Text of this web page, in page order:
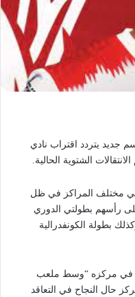
يتردد اقتراب نادي
الشتوية الحالية.
مختلف المراكز في ظل
رأسهم بطولتي الدوري
بطولة الكونفدرالية
في مركزه “وسط ملعب
حال النجاح في التعاقد